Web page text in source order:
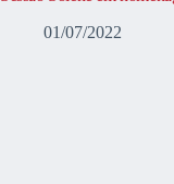
01/07/2022